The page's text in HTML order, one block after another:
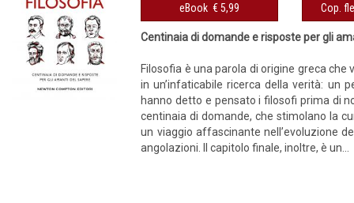
eBook € 5,99
Centinaia di domande e risposte per gli
Filosofia è una parola di origine greca che
in un’infaticabile ricerca della verità: un
hanno detto e pensato i filosofi prima di
centinaia di domande, che stimolano la
un viaggio affascinante nell’evoluzione
angolazioni. Il capitolo finale, inoltre, è un...